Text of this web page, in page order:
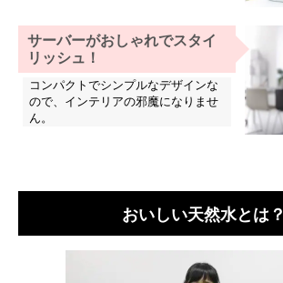
サーバーがおしゃれでスタイ
リッシュ！
コンパクトでシンプルなデザインな
ので、インテリアの邪魔になりませ
ん。
おいしい天然水とは？